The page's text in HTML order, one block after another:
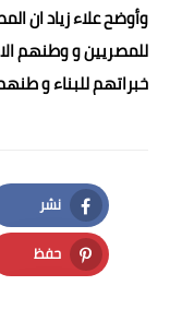
وأوضح علاء زياد ان
للمصريين و وطنهم
خبراتهم للبناء و
نشر
Facebook
حفظ
Pinterest